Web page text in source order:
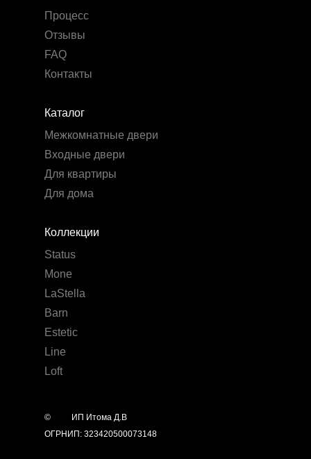
Коллекции
Status
Mone
LaStella
Barn
Estetic
Line
Loft
Каталог
Межкомнатные двери
Входные двери
Для квартиры
Для дома
Процесс
Отзывы
FAQ
Контакты
©
ИП Итома Д.В
ОГРНИП: 323420500073148